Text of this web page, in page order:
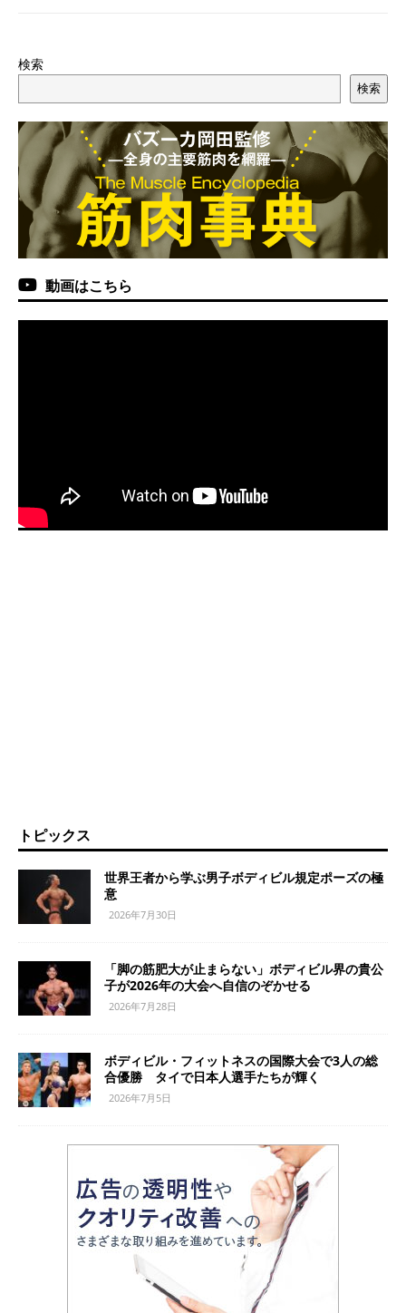
検索
検索
動画はこちら
トピックス
世界王者から学ぶ男子ボディビル規定ポーズの極
意
2026年7月30日
「脚の筋肥大が止まらない」ボディビル界の貴公
子が2026年の大会へ自信のぞかせる
2026年7月28日
ボディビル・フィットネスの国際大会で3人の総
合優勝 タイで日本人選手たちが輝く
2026年7月5日